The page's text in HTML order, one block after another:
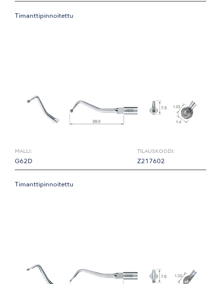
Timanttipinnoitettu
MALLI:
G62D
TILAUSKOODI:
Z217602
Timanttipinnoitettu